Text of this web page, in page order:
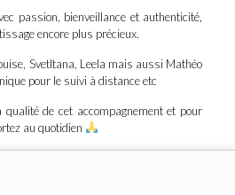
passion, bienveillance et authenticité,
encore plus précieux.
Svetltana, Leela mais aussi Mathéo
pour le suivi à distance etc
de cet accompagnement et pour
au quotidien